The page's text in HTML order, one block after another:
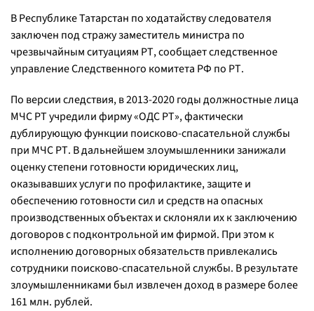
В Республике Татарстан по ходатайству следователя
заключен под стражу заместитель министра по
чрезвычайным ситуациям РТ, сообщает следственное
управление Следственного комитета РФ по РТ.
По версии следствия, в 2013-2020 годы должностные лица
МЧС РТ учредили фирму «ОДС РТ», фактически
дублирующую функции поисково-спасательной службы
при МЧС РТ. В дальнейшем злоумышленники занижали
оценку степени готовности юридических лиц,
оказывавших услуги по профилактике, защите и
обеспечению готовности сил и средств на опасных
производственных объектах и склоняли их к заключению
договоров с подконтрольной им фирмой. При этом к
исполнению договорных обязательств привлекались
сотрудники поисково-спасательной службы. В результате
злоумышленниками был извлечен доход в размере более
161 млн. рублей.